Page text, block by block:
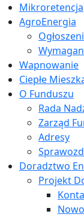
Mikroretencja
AgroEnergia
Wapnowanie
Ciepłe
O Funduszu
Rada
Zarząd
Adresy
Doradztwo
Projekt